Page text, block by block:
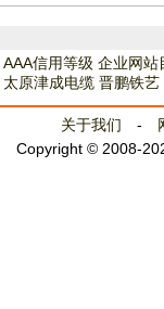
AAA信用等级 企业网站
太原津成电缆 晋鹏铁艺
关于我们 -
Copyright © 2008-